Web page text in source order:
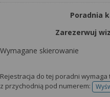
Poradnia
Zarezerwuj
Wymagane skierowanie
Rejestracja do tej poradni
z przychodnią pod numerem: